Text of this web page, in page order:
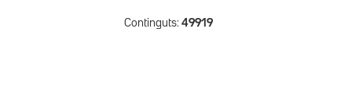
Continguts: 49919